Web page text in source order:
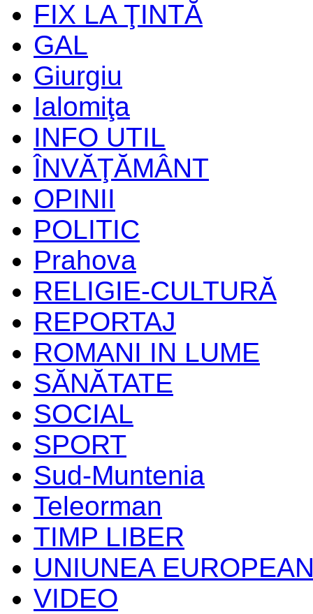
FIX LA ŢINTĂ
GAL
Giurgiu
Ialomiţa
INFO UTIL
ÎNVĂŢĂMÂNT
OPINII
POLITIC
Prahova
RELIGIE-CULTURĂ
REPORTAJ
ROMANI IN LUME
SĂNĂTATE
SOCIAL
SPORT
Sud-Muntenia
Teleorman
TIMP LIBER
UNIUNEA
VIDEO